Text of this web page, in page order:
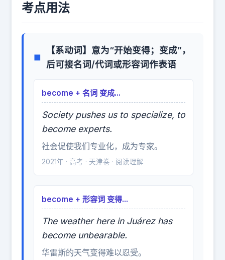
考点用法
■
【系动词】意为“开始变得；变成”，
后可接名词/代词或形容词作表语
become + 名词 变成...
Society pushes us to specialize, to
become experts.
社会促使我们专业化，成为专家。
2021年 · 高考 · 天津卷 · 阅读理解
become + 形容词 变得...
The weather here in Juárez has
become unbearable.
华雷斯的天气变得难以忍受。